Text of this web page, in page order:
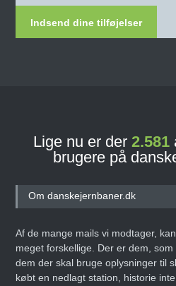
Indsend dine tilføjelser
Lige nu er der 2.581
brugere på
Om danskejernbaner.dk
Af de mange mails vi modtager,
meget forskellige. Der er dem,
dem der skal bruge oplysninger til
købt en nedlagt station, historie